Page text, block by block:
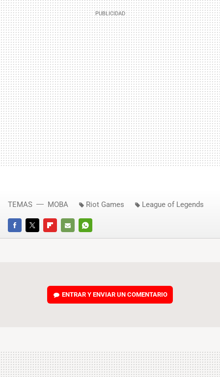
FACEBOOKTWITTERFLIPBOARD
E-
WHATSAPP
TEMAS MOBA Riot Games League of Legends
ENTRAR Y ENVIAR UN COMENTARIO